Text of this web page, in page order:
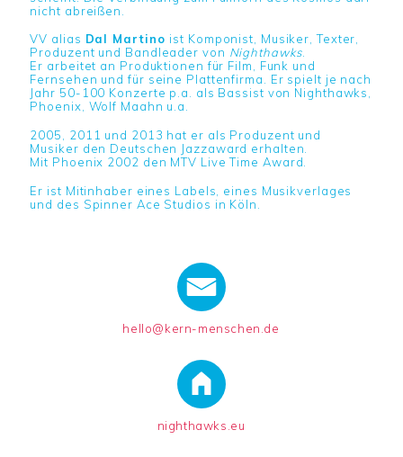
nicht abreißen.
VV alias Dal Martino ist Komponist, Musiker, Texter,
Produzent und Bandleader von Nighthawks.
Er arbeitet an Produktionen für Film, Funk und
Fernsehen und für seine Plattenfirma. Er spielt je nach
Jahr 50-100 Konzerte p.a. als Bassist von Nighthawks,
Phoenix, Wolf Maahn u.a.
2005, 2011 und 2013 hat er als Produzent und
Musiker den Deutschen Jazzaward erhalten.
Mit Phoenix 2002 den MTV Live Time Award.
Er ist Mitinhaber eines Labels, eines Musikverlages
und des Spinner Ace Studios in Köln.
hello@kern-menschen.de
nighthawks.eu